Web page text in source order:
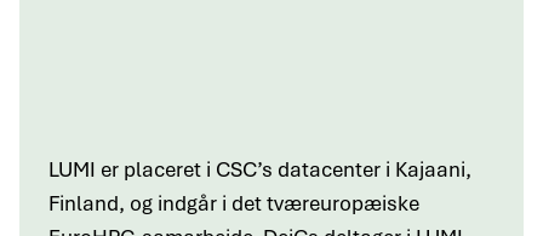
LUMI er placeret i CSC’s datacenter i Kajaani,
Finland, og indgår i det tværeuropæiske